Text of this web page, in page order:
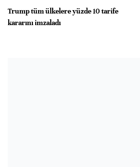
Trump tüm ülkelere yüzde 10 tarife
kararını imzaladı